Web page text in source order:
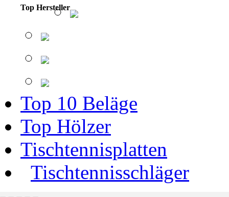
Top Hersteller
Top 10 Beläge
Top Hölzer
Tischtennisplatten
Tischtennisschläger